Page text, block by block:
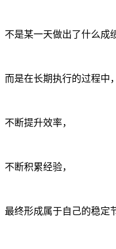
不是某一天做出了什么成
而是在长期执行的过程中，
不断提升效率，
不断积累经验，
最终形成属于自己的稳定